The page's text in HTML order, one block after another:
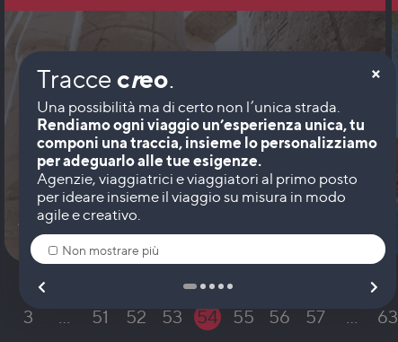
A PARTIRE DA
1.650€-8 giorni
3 … 51 52 53 54 55 56 57 … 63
Tracce creo. ×
Rendiamo ogni viaggio un’esperienza unica, tu
componi una traccia, insieme lo personalizziamo
per adeguarlo alle tue esigenze.
Non mostrare più